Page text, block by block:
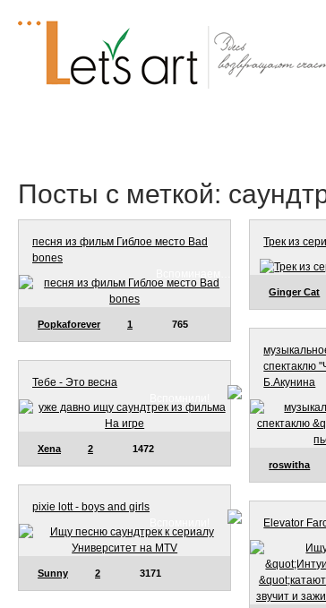
Посты с меткой:
песня из фильм Гиблое место Bad
bones
Popkaforever 1 765
Тебе - Это весна
Xena 2 1472
pixie lott - boys and girls
Sunny 2 3171
Трек из
Ginger Cat
спектаклю
Б.Акунина
roswitha
Elevator